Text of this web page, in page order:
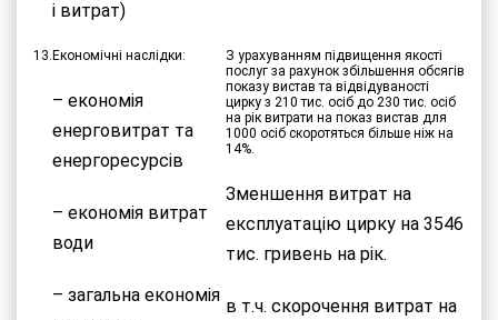
і витрат)
13. Економічні наслідки:
– економія
енерговитрат та
енергоресурсів
– економія витрат
води
– загальна економія
З урахуванням підвищення якості
послуг за рахунок збільшення обсягів
показу вистав та відвідуваності
цирку з 210 тис. осіб до 230 тис. осіб
на рік витрати на показ вистав для
1000 осіб скоротяться більше ніж на
14%.
Зменшення витрат на
експлуатацію цирку на 3546
тис. гривень на рік.
в т.ч. скорочення витрат на